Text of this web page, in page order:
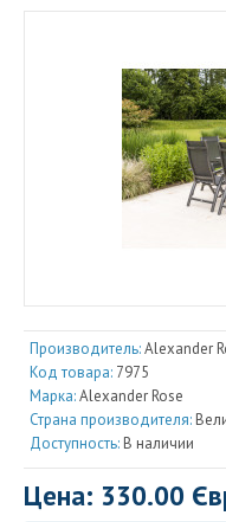
Производитель:Alexander
Код товара: 7975
Марка:Alexander Rose
Страна производителя:
Доступность: В наличии
Цена: 330.00